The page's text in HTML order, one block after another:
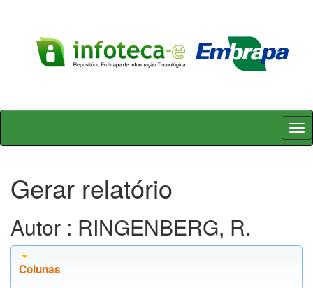
Skip
Gerar relatório
Autor : RINGENBERG, R.
Colunas